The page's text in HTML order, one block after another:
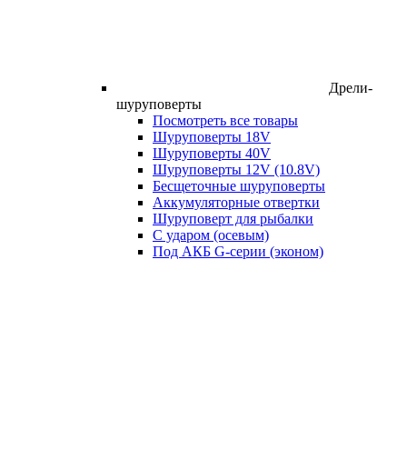
Дрели-
шуруповерты
Посмотреть все товары
Шуруповерты 18V
Шуруповерты 40V
Шуруповерты 12V (10.8V)
Бесщеточные шуруповерты
Аккумуляторные отвертки
Шуруповерт для рыбалки
С ударом (осевым)
Под АКБ G-серии (эконом)